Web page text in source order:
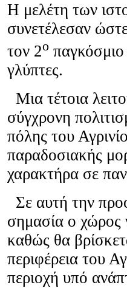
Η μελέτη των
συνετέλεσαν
τον 2ο παγκόσμιο
γλύπτες.
Μια τέτοια
σύγχρονη
πόλης του
παραδοσιακής
χαρακτήρα σε
Σε αυτή την
σημασία ο χώρος
καθώς θα
περιφέρεια του
περιοχή υπό